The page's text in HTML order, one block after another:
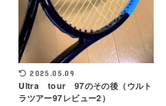
2025.05.09
Ultra tour 97のその後（ウルト
ラツアー97レビュー2）